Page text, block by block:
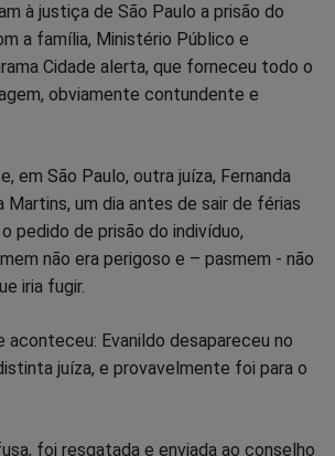
à justiça de São Paulo a prisão do
a família, Ministério Público e
Cidade alerta, que forneceu todo o
obviamente contundente e
em São Paulo, outra juíza, Fernanda
Martins, um dia antes de sair de férias
pedido de prisão do indivíduo,
não era perigoso e – pasmem - não
iria fugir.
aconteceu: Evanildo desapareceu no
juíza, e provavelmente foi para o
foi resgatada e enviada ao conselho